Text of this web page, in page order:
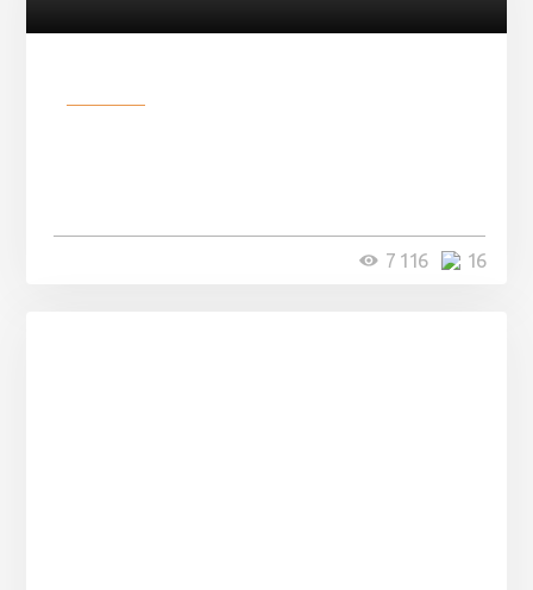
16
7 116